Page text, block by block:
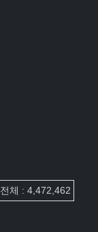
전체 : 4,472,462